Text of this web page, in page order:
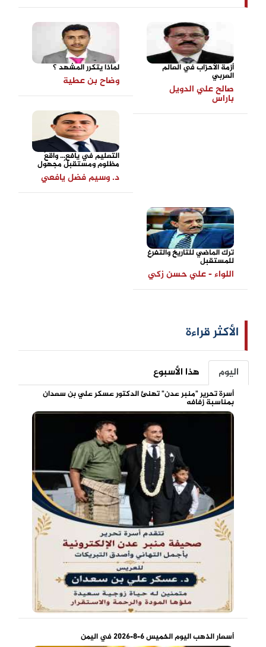
أزمة الأحزاب في العالم
العربي
صالح علي الدويل
باراس
لماذا يتكرر المشهد ؟
وضاح بن عطية
التعليم في يافع... واقعٌ
مظلوم ومستقبلٌ مجهول
د. وسيم فضل يافعي
ترك الماضي للتاريخ والتفرغ
للمستقبل
اللواء - علي حسن زكي
الأكثر قراءة
اليوم هذا الأسبوع
أسرة تحرير "منبر عدن" تهنئ الدكتور عسكر علي بن سعدان
بمناسبة زفافه
أسعار الذهب اليوم الخميس 6-8-2026 في اليمن